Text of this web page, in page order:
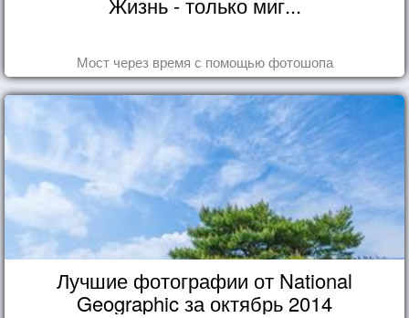
Мост через время с помощью фотошопа
Лучшие фотографии от National
Geographic за октябрь 2014